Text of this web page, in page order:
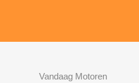
Vandaag Motoren